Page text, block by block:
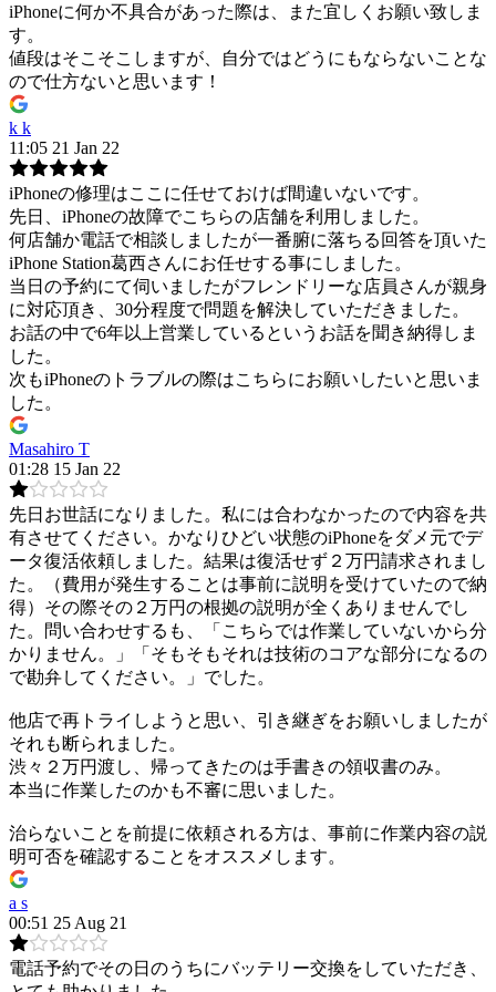
iPhoneに何か不具合があった際は、また宜しくお願い致しま
す。
値段はそこそこしますが、自分ではどうにもならないことな
ので仕方ないと思います！
k k
11:05 21 Jan 22
iPhoneの修理はここに任せておけば間違いないです。
先日、iPhoneの故障でこちらの店舗を利用しました。
何店舗か電話で相談しましたが一番腑に落ちる回答を頂いた
iPhone Station葛西さんにお任せする事にしました。
当日の予約にて伺いましたがフレンドリーな店員さんが親身
に対応頂き、30分程度で問題を解決していただきました。
お話の中で6年以上営業しているというお話を聞き納得しま
した。
次もiPhoneのトラブルの際はこちらにお願いしたいと思いま
した。
Masahiro T
01:28 15 Jan 22
先日お世話になりました。私には合わなかったので内容を共
有させてください。かなりひどい状態のiPhoneをダメ元でデ
ータ復活依頼しました。結果は復活せず２万円請求されまし
た。（費用が発生することは事前に説明を受けていたので納
得）その際その２万円の根拠の説明が全くありませんでし
た。問い合わせするも、「こちらでは作業していないから分
かりません。」「そもそもそれは技術のコアな部分になるの
で勘弁してください。」でした。
他店で再トライしようと思い、引き継ぎをお願いしましたが
それも断られました。
渋々２万円渡し、帰ってきたのは手書きの領収書のみ。
本当に作業したのかも不審に思いました。
治らないことを前提に依頼される方は、事前に作業内容の説
明可否を確認することをオススメします。
a s
00:51 25 Aug 21
電話予約でその日のうちにバッテリー交換をしていただき、